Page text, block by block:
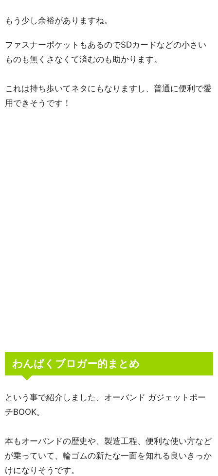
もう少し余裕がありますね。
ファスナーポケットもあるのでSDカードなどの小さい
ものも無くさなくて済むのも助かります。
これは持ち歩いてネタにもなりますし、普通に便利で愛
用できそうです！
わんぱくブロガー的まとめ
という事で紹介しました、オーバンド ガジェットポー
チBOOK。
本もオーバンドの歴史や、製造工程、便利な使い方など
が乗っていて、輪ゴムの新たな一面を知れる良いきっか
けになりそうです。